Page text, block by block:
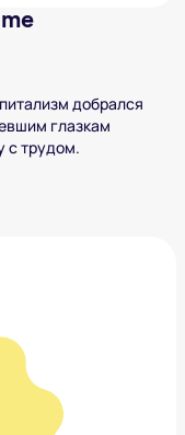
добрался
глазкам
с трудом.